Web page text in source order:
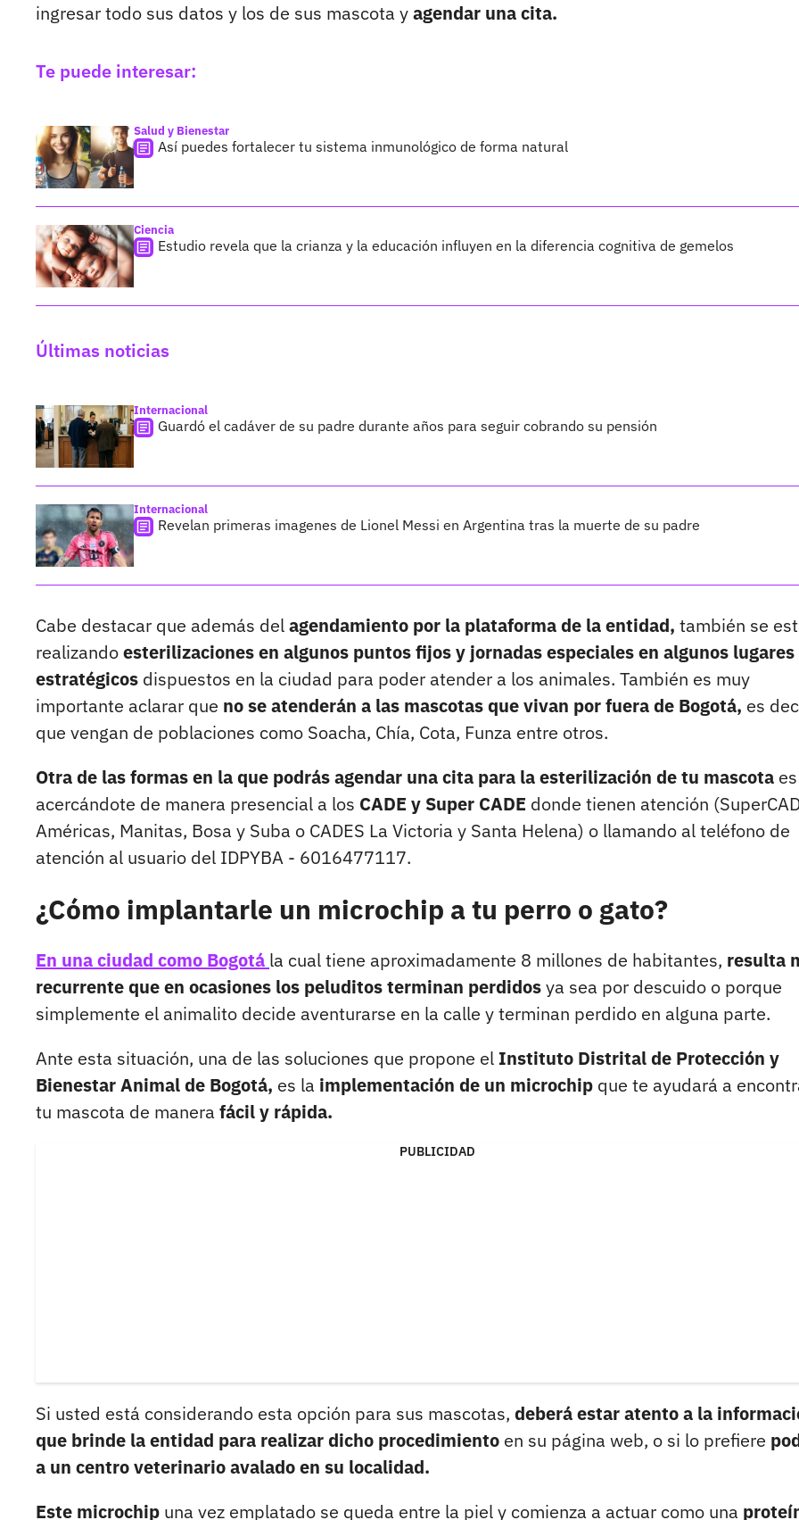
ingresar todo sus datos y los de sus mascota yagendar una cita.
Te puede interesar:
Salud y Bienestar
Así puedes fortalecer tu sistema inmunológico de forma natural
Ciencia
Estudio revela que la crianza y la educación influyen en la diferencia cognitiva de gemelos
Últimas noticias
Internacional
Guardó el cadáver de su padre durante años para seguir cobrando su pensión
Internacional
Revelan primeras imagenes de Lionel Messi en Argentina tras la muerte de su padre
Cabe destacar que además delagendamiento por la plataforma de la entidad, también se
realizandoesterilizaciones en algunos puntos fijos y jornadas especiales en algunos lugares
estratégicos dispuestos en la ciudad para poder atender a los animales. También es muy
importante aclarar que no se atenderán a las mascotas que vivan por fuera de Bogotá, es
que vengan de poblaciones como Soacha, Chía, Cota, Funza entre otros.
Otra de las formas en la que podrás agendar una cita para la esterilización de tu mascota es
acercándote de manera presencial a los CADE y Super CADE donde tienen atención
Américas, Manitas, Bosa y Suba o CADES La Victoria y Santa Helena) o llamando al teléfono de
atención al usuario del IDPYBA - 6016477117.
¿Cómo implantarle un microchip a tu perro o gato?
En una ciudad como Bogotá la cual tiene aproximadamente 8 millones de habitantes, resulta
recurrente que en ocasiones los peluditos terminan perdidosya sea por descuido o porque
simplemente el animalito decide aventurarse en la calle y terminan perdido en alguna parte.
Ante esta situación, una de las soluciones que propone el Instituto Distrital de Protección y
Bienestar Animal de Bogotá, es la implementación de un microchip que te ayudará a
tu mascota de manera fácil y rápida.
PUBLICIDAD
Si usted está considerando esta opción para sus mascotas, deberá estar atento a la
que brinde la entidad para realizar dicho procedimiento en su página web, o si lo prefiere
a un centro veterinario avalado en su localidad.
Este microchip una vez emplatado se queda entre la piel y comienza a actuar como una